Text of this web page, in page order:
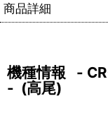
商品詳細
機種情報 -
- (高尾)